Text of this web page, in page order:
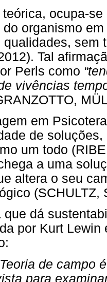
ocupa-
organismo
sem
Tal
Perls como
vivências
em
de
um todo
a uma
altera o seu
(SCHULTZ,
que dá
por Kurt
de campo
para